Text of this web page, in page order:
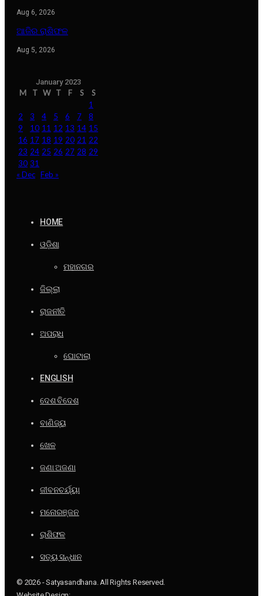
Aug 6, 2026
ଆଜିର ରାଶିଫଳ
Aug 5, 2026
January 2023
M T W T F S
S
1
2
3 4 5 6 7
8
9
10 11 12 13 14 15
16 17 18 19 20 21 22
23 24 25 26 27 28 29
30 31
« Dec Feb »
HOME
ଓଡ଼ିଶା
ମହାନଗର
ଜିଲ୍ଲା
ରାଜନୀତି
ଅପରାଧ
ଘୋଟାଲା
ENGLISH
ଦେଶ ବିଦେଶ
ବାଣିଜ୍ୟ
ଖେଳ
ଜଣା ଅଜଣା
ଜୀବନଚର୍ଯ୍ୟା
ମନୋରଞ୍ଜନ
ରାଶିଫଳ
ସତ୍ୟ ସନ୍ଧାନ
© 2026 - Satyasandhana. All Rights Reserved.